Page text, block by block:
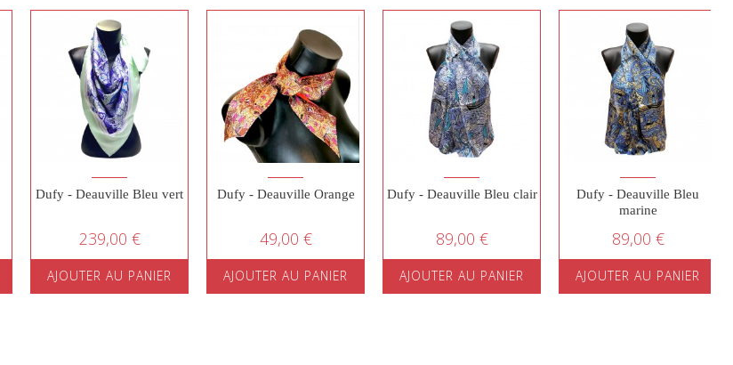
Dufy - Deauville Bleu vert
239,00 €
AJOUTER AU PANIER
Dufy - Deauville Orange
49,00 €
AJOUTER AU PANIER
Dufy - Deauville Bleu clair
89,00 €
AJOUTER AU PANIER
Dufy - Deauville Bleu
marine
89,00 €
AJOUTER AU PANIER